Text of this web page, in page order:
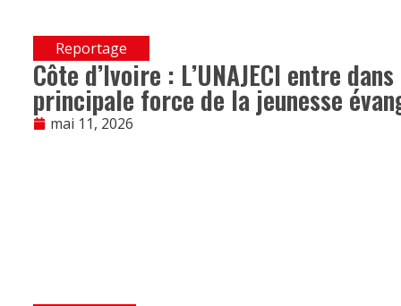
Reportage
Côte d’Ivoire : L’UNAJECI entre
principale force de la jeunesse
mai 11, 2026